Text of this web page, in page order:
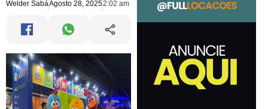
Welder SabáAgosto 28, 20252:02 am